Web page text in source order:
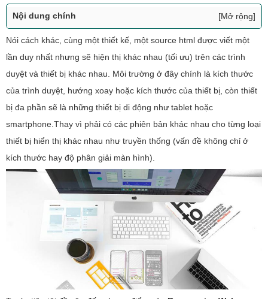
Nội dung chính [Mở rộng]
Nhược điểm của Responsive Web Design
không?
Nói cách khác, cùng một thiết kế, một source html được viết một
lần duy nhất nhưng sẽ hiện thị khác nhau (tối ưu) trên các trình
duyệt và thiết bị khác nhau. Môi trường ở đây chính là kích thước
của trình duyệt, hướng xoay hoặc kích thước của thiết bị, còn thiết
bị đa phần sẽ là những thiết bị di động như tablet hoặc
smartphone.Thay vì phải có các phiên bản khác nhau cho từng loại
thiết bị hiển thị khác nhau như truyền thống (vấn đề không chỉ ở
kích thước hay độ phân giải màn hình).